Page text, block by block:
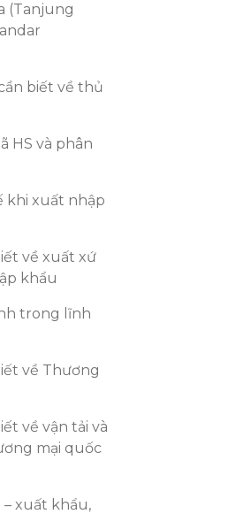
(Tanjung
biết về thủ
HS và phân
khi xuất nhập
về xuất xứ
khẩu
trong lĩnh
về Thương
về vận tải và
mại quốc
– xuất khẩu,